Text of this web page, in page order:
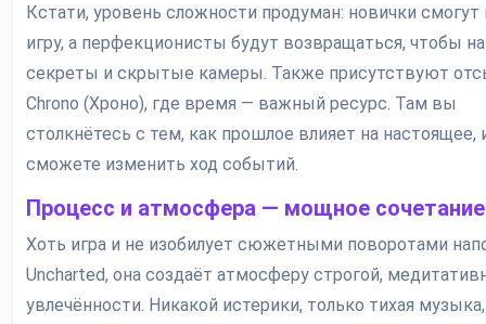
Кстати, уровень сложности продуман: новички смогут
игру, а перфекционисты будут возвращаться, чтобы
секреты и скрытые камеры. Также присутствуют
Chrono (Хроно), где время — важный ресурс. Там вы
столкнётесь с тем, как прошлое влияет на настоящее,
сможете изменить ход событий.
Процесс и атмосфера — мощное сочетание
Хоть игра и не изобилует сюжетными поворотами
Uncharted, она создаёт атмосферу строгой,
увлечённости. Никакой истерики, только тихая